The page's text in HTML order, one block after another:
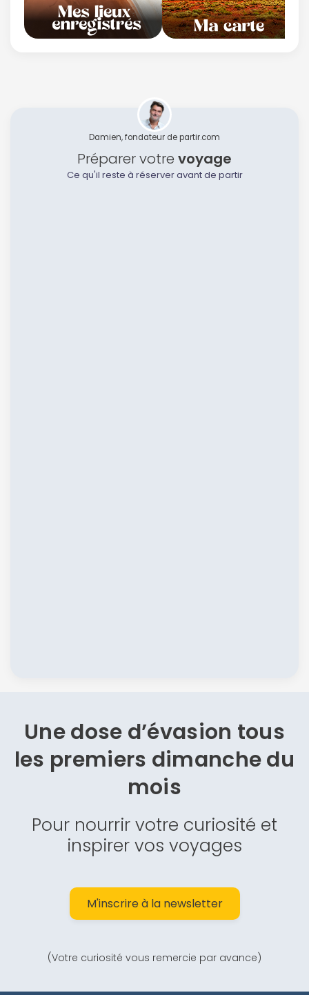
Damien, fondateur de partir.com
Préparer votre voyage
Ce qu'il reste à réserver avant de partir
Une dose d’évasion tous
les premiers dimanche du
mois
Pour nourrir votre curiosité et
inspirer vos voyages
M'inscrire à la newsletter
(Votre curiosité vous remercie par avance)